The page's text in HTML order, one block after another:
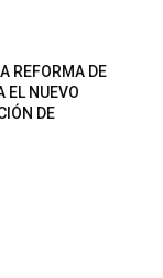
REFORMA DE
EL NUEVO
DE